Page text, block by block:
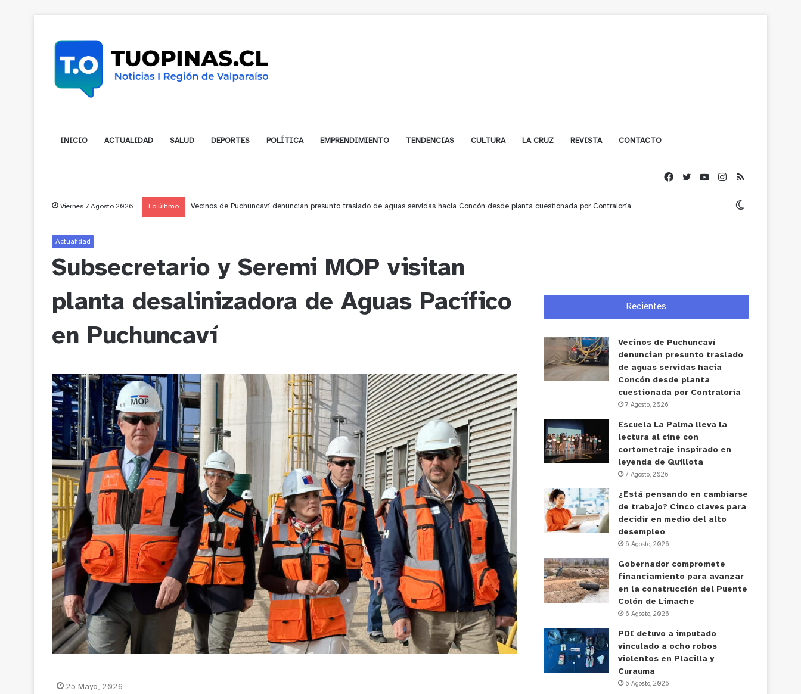
INICIO ACTUALIDAD SALUD DEPORTES POLÍTICA EMPRENDIMIENTO TENDENCIAS CULTURA LA CRUZ REVISTA CONTACTO
Viernes 7 Agosto 2026 Lo último Vecinos de Puchuncaví denuncian presunto traslado de aguas servidas hacia Concón desde planta cuestionada por Contraloría
Actualidad
Subsecretario y Seremi MOP visitan
planta desalinizadora de Aguas Pacífico
en Puchuncaví
25 Mayo, 2026
Recientes
Vecinos de Puchuncaví
denuncian presunto traslado
de aguas servidas hacia
Concón desde planta
cuestionada por Contraloría
7 Agosto, 2026
Escuela La Palma lleva la
lectura al cine con
cortometraje inspirado en
leyenda de Quillota
7 Agosto, 2026
¿Está pensando en cambiarse
de trabajo? Cinco claves para
decidir en medio del alto
desempleo
6 Agosto, 2026
Gobernador compromete
financiamiento para avanzar
en la construcción del Puente
Colón de Limache
6 Agosto, 2026
PDI detuvo a imputado
vinculado a ocho robos
violentos en Placilla y
Curauma
6 Agosto, 2026